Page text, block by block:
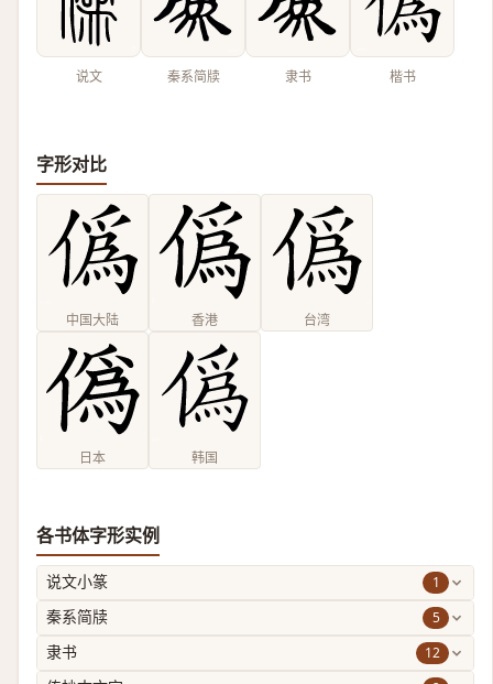
说文 秦系简牍 隶书 楷书
字形对比
中国大陆 香港 台湾
日本 韩国
各书体字形实例
说文小篆 1
秦系简牍 5
隶书 12